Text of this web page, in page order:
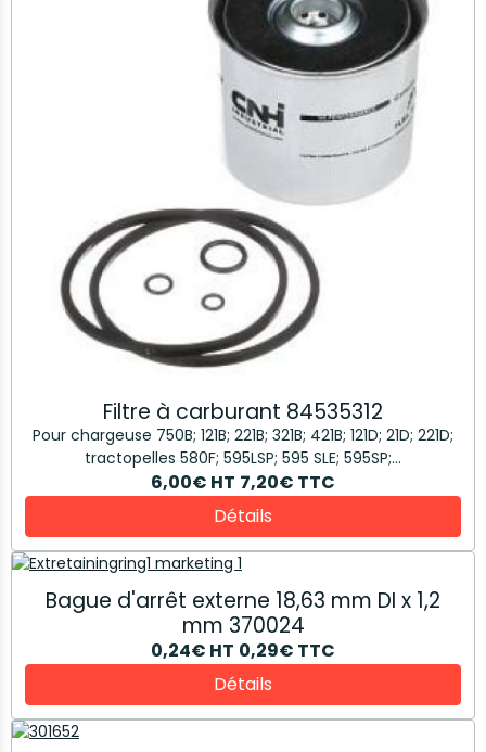
Filtre à carburant 84535312
Pour chargeuse 750B; 121B; 221B; 321B; 421B; 121D; 21D; 221D;
tractopelles 580F; 595LSP; 595 SLE; 595SP;...
6,00€ HT 7,20€ TTC
Détails
Bague d'arrêt externe 18,63 mm DI x 1,2
mm 370024
0,24€ HT 0,29€ TTC
Détails